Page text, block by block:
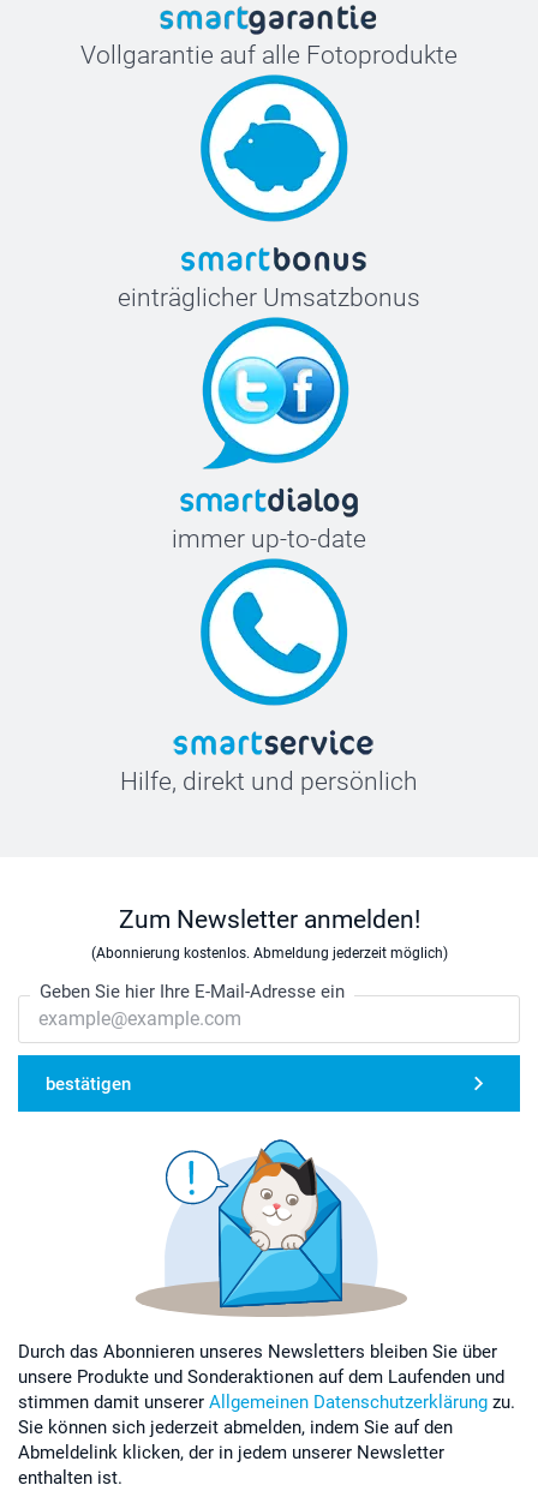
20 cm
Vollgarantie auf alle Fotoprodukte
einträglicher Umsatzbonus
immer up-to-date
Hilfe, direkt und persönlich
Zum Newsletter anmelden!
(Abonnierung kostenlos. Abmeldung jederzeit möglich)
Geben Sie hier Ihre E-Mail-Adresse ein
bestätigen
Durch das Abonnieren unseres Newsletters bleiben Sie über
unsere Produkte und Sonderaktionen auf dem Laufenden und
stimmen damit unserer Allgemeinen Datenschutzerklärung zu.
Sie können sich jederzeit abmelden, indem Sie auf den
Abmeldelink klicken, der in jedem unserer Newsletter
enthalten ist.